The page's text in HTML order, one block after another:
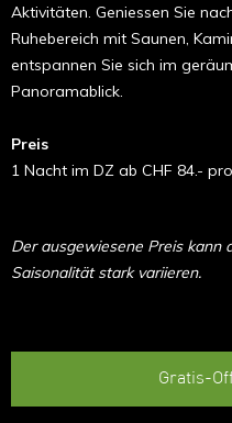
Aktivitäten. Geniessen Sie
Ruhebereich mit Saunen,
entspannen Sie sich im
Panoramablick.
Preis
1 Nacht im DZ ab CHF 84.-
Der ausgewiesene Preis kann
Saisonalität stark variieren.
Gratis-